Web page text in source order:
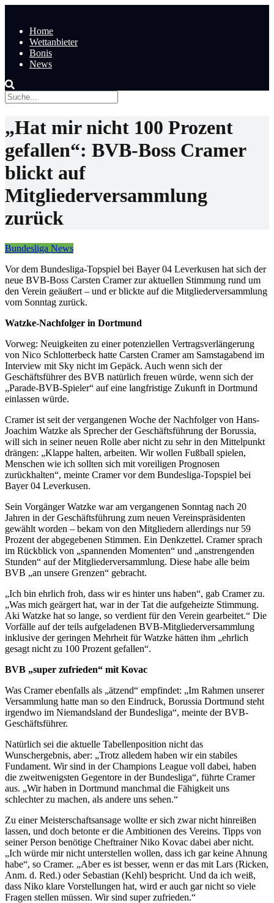
Home
Wettanbieter
Bonis
News
„Hat mir nicht 100 Prozent
gefallen“: BVB-Boss Cramer
blickt auf
Mitgliederversammlung
zurück
Bundesliga News
Vor dem Bundesliga-Topspiel bei Bayer 04 Leverkusen hat sich der
neue BVB-Boss Carsten Cramer zur aktuellen Stimmung rund um
den Verein geäußert – und er blickte auf die Mitgliederversammlung
vom Sonntag zurück.
Watzke-Nachfolger in Dortmund
Vorweg: Neuigkeiten zu einer potenziellen Vertragsverlängerung
von Nico Schlotterbeck hatte Carsten Cramer am Samstagabend im
Interview mit Sky nicht im Gepäck. Auch wenn sich der
Geschäftsführer des BVB natürlich freuen würde, wenn sich der
„Parade-BVB-Spieler“ auf eine langfristige Zukunft in Dortmund
einlassen würde.
Cramer ist seit der vergangenen Woche der Nachfolger von Hans-
Joachim Watzke als Sprecher der Geschäftsführung der Borussia,
will sich in seiner neuen Rolle aber nicht zu sehr in den Mittelpunkt
drängen: „Klappe halten, arbeiten. Wir wollen Fußball spielen,
Menschen wie ich sollten sich mit voreiligen Prognosen
zurückhalten“, meinte Cramer vor dem Bundesliga-Topspiel bei
Bayer 04 Leverkusen.
Sein Vorgänger Watzke war am vergangenen Sonntag nach 20
Jahren in der Geschäftsführung zum neuen Vereinspräsidenten
gewählt worden – bekam von den Mitgliedern allerdings nur 59
Prozent der abgegebenen Stimmen. Ein Denkzettel. Cramer sprach
im Rückblick von „spannenden Momenten“ und „anstrengenden
Stunden“ auf der Mitgliederversammlung. Diese habe alle beim
BVB „an unsere Grenzen“ gebracht.
„Ich bin ehrlich froh, dass wir es hinter uns haben“, gab Cramer zu.
„Was mich geärgert hat, war in der Tat die aufgeheizte Stimmung.
Aki Watzke hat so lange, so verdient für den Verein gearbeitet.“ Die
Vorfälle auf der teils aufgeladenen BVB-Mitgliederversammlung
inklusive der geringen Mehrheit für Watzke hätten ihm „ehrlich
gesagt nicht zu 100 Prozent gefallen“.
BVB „super zufrieden“ mit Kovac
Was Cramer ebenfalls als „ätzend“ empfindet: „Im Rahmen unserer
Versammlung hatte man so den Eindruck, Borussia Dortmund steht
irgendwo im Niemandsland der Bundesliga“, meinte der BVB-
Geschäftsführer.
Natürlich sei die aktuelle Tabellenposition nicht das
Wunschergebnis, aber: „Trotz alledem haben wir ein stabiles
Fundament. Wir sind in der Champions League voll dabei, haben
die zweitwenigsten Gegentore in der Bundesliga“, führte Cramer
aus. „Wir haben in Dortmund manchmal die Fähigkeit uns
schlechter zu machen, als andere uns sehen.“
Zu einer Meisterschaftsansage wollte er sich zwar nicht hinreißen
lassen, und doch betonte er die Ambitionen des Vereins. Tipps von
seiner Person benötige Cheftrainer Niko Kovac dabei aber nicht.
„Ich würde mir nicht unterstellen wollen, dass ich gar keine Ahnung
habe“, so Cramer. „Aber es ist besser, wenn er das mit Lars (Ricken,
Anm. d. Red.) oder Sebastian (Kehl) bespricht. Und da ich weiß,
dass Niko klare Vorstellungen hat, wird er auch gar nicht so viele
Fragen stellen müssen. Wir sind super zufrieden.“